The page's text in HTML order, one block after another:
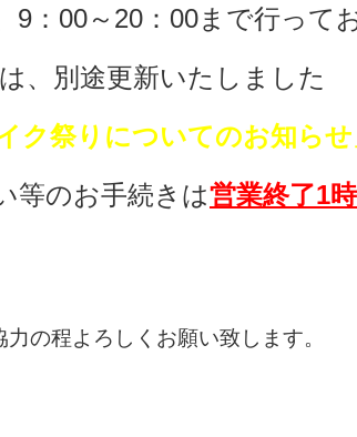
：00～20：00まで行って
、別途更新いたしました
ク祭りについてのお知らせ
等のお手続きは営業終了1
の程よろしくお願い致します。